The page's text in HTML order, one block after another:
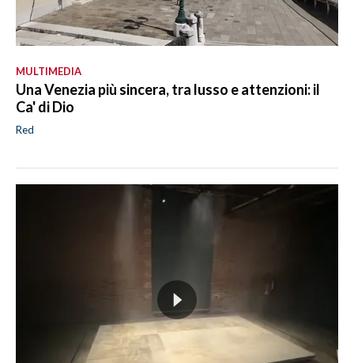
MULTIMEDIA
Una Venezia più sincera, tra lusso e attenzioni: il
Ca' di Dio
Red